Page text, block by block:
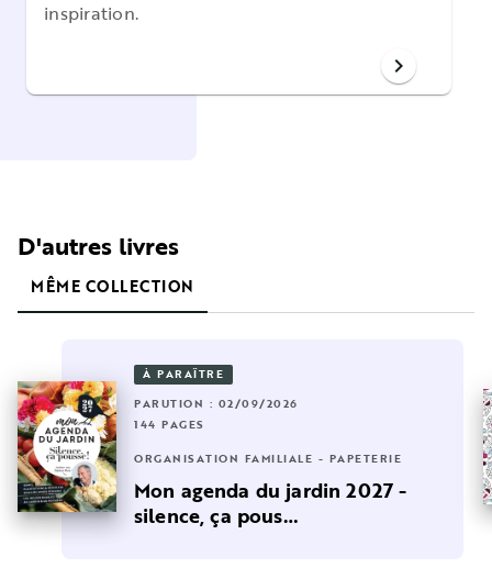
inspiration.
chevron_right
D'autres livres
MÊME COLLECTION
À PARAÎTRE
PARUTION : 02/09/2026
144 PAGES
ORGANISATION FAMILIALE - PAPETERIE
Mon agenda du jardin 2027 -
silence, ça pous…